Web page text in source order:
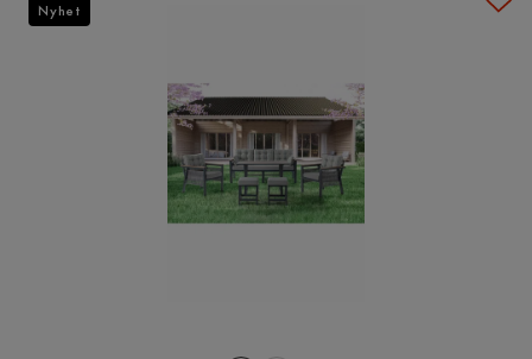
Nyhet